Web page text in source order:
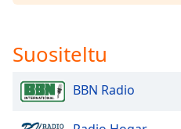
the
Text
Color
Opacity
Suositeltu
BBN Radio